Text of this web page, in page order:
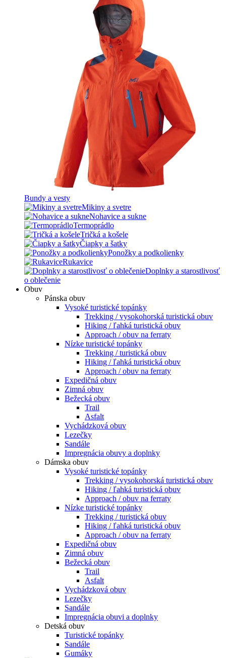
Bundy a vesty
Mikiny a svetre
Nohavice a sukne
Termoprádlo
Tričká a košele
Čiapky a šatky
Ponožky a podkolienky
Rukavice
Doplnky a starostlivosť
o oblečenie
Obuv
Pánska obuv
Vysoké turistické topánky
Trekking / vysokohorská turistická obuv
Hiking / ľahká turistická obuv
Approach / obuv na ferraty
Nízke turistické topánky
Trekking / turistická obuv
Hiking / ľahká turistická obuv
Approach / obuv na ferraty
Expedičná obuv
Zimná obuv
Bežecká obuv
Trail
Asfalt
Vychádzková obuv
Lezečky
Sandále
Impregnácia obuvy a doplnky
Dámska obuv
Vysoké turistické topánky
Trekking / vysokohorská turistická obuv
Hiking / ľahká turistická obuv
Approach / obuv na ferraty
Nízke turistické topánky
Trekking / turistická obuv
Hiking / ľahká turistická obuv
Approach / obuv na ferraty
Expedičná obuv
Zimná obuv
Bežecká obuv
Trail
Asfalt
Vychádzková obuv
Lezečky
Sandále
Impregnácia obuvi a doplnky
Detská obuv
Turistické topánky
Sandále
Gumáky